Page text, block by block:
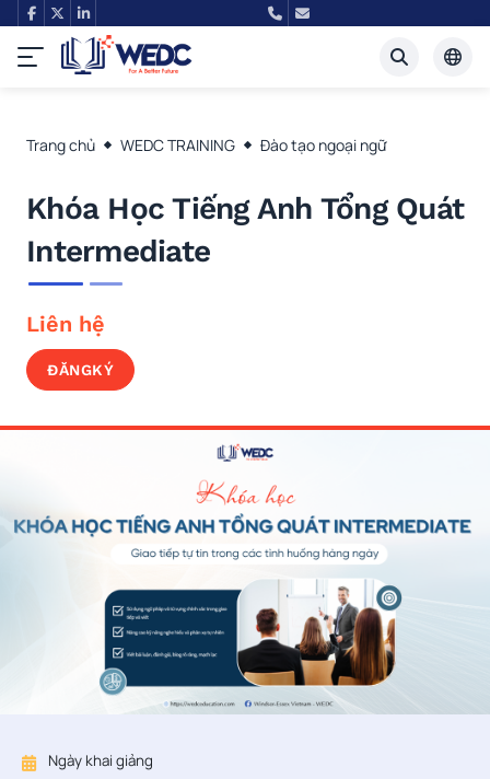
Trang chủ WEDC TRAINING Đào tạo ngoại ngữ
Khóa Học Tiếng Anh Tổng Quát
Intermediate
Liên hệ
ĐĂNGKÝ
Ngày khai giảng